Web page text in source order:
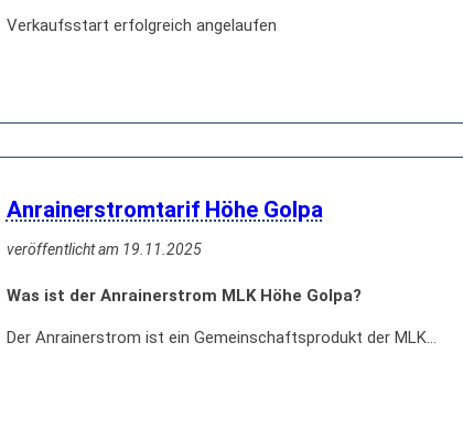
Verkaufsstart erfolgreich angelaufen
Anrainerstromtarif Höhe Golpa
veröffentlicht am 19.11.2025
Was ist der Anrainerstrom MLK Höhe Golpa?
Der Anrainerstrom ist ein Gemeinschaftsprodukt der MLK…